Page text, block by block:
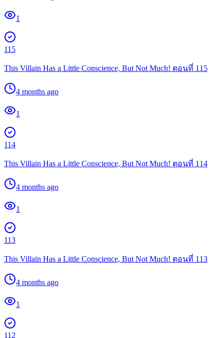
1
115
This Villain Has a Little Conscience, But Not Much! ตอนที่ 115
4 months ago
1
114
This Villain Has a Little Conscience, But Not Much! ตอนที่ 114
4 months ago
1
113
This Villain Has a Little Conscience, But Not Much! ตอนที่ 113
4 months ago
1
112